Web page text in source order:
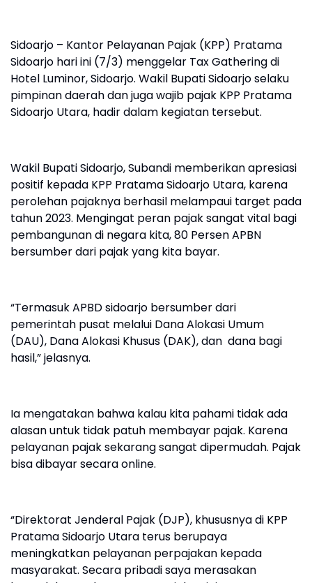
Sidoarjo – Kantor Pelayanan Pajak (KPP) Pratama
Sidoarjo hari ini (7/3) menggelar Tax Gathering di
Hotel Luminor, Sidoarjo. Wakil Bupati Sidoarjo selaku
pimpinan daerah dan juga wajib pajak KPP Pratama
Sidoarjo Utara, hadir dalam kegiatan tersebut.
Wakil Bupati Sidoarjo, Subandi memberikan apresiasi
positif kepada KPP Pratama Sidoarjo Utara, karena
perolehan pajaknya berhasil melampaui target pada
tahun 2023. Mengingat peran pajak sangat vital bagi
pembangunan di negara kita, 80 Persen APBN
bersumber dari pajak yang kita bayar.
“Termasuk APBD sidoarjo bersumber dari
pemerintah pusat melalui Dana Alokasi Umum
(DAU), Dana Alokasi Khusus (DAK), dan dana bagi
hasil,” jelasnya.
Ia mengatakan bahwa kalau kita pahami tidak ada
alasan untuk tidak patuh membayar pajak. Karena
pelayanan pajak sekarang sangat dipermudah. Pajak
bisa dibayar secara online.
“Direktorat Jenderal Pajak (DJP), khususnya di KPP
Pratama Sidoarjo Utara terus berupaya
meningkatkan pelayanan perpajakan kepada
masyarakat. Secara pribadi saya merasakan